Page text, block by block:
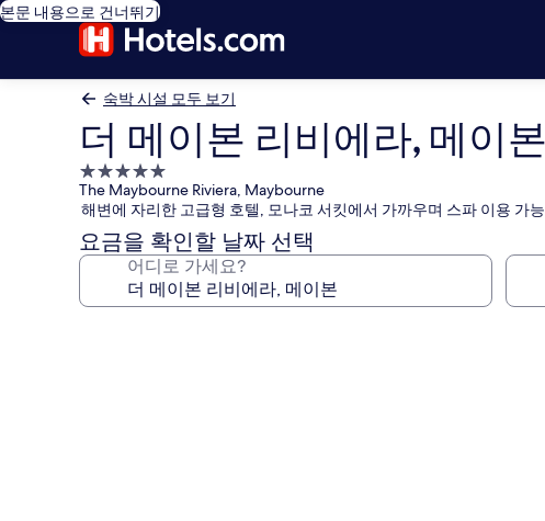
본문 내용으로 건너뛰기
숙박 시설 모두 보기
더 메이본 리비에라, 메이본
5.0
성
급
숙
박
The Maybourne Riviera, Maybourne
해변에 자리한 고급형 호텔, 모나코 서킷에서 가까우며 스파 이용 가능
요금을 확인할 날짜 선택
어디로 가세요?